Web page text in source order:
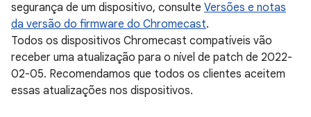
segurança de um dispositivo, consulte Versões e notas
da versão do firmware do Chromecast.
Todos os dispositivos Chromecast compatíveis vão
receber uma atualização para o nível de patch de 2022-
02-05. Recomendamos que todos os clientes aceitem
essas atualizações nos dispositivos.